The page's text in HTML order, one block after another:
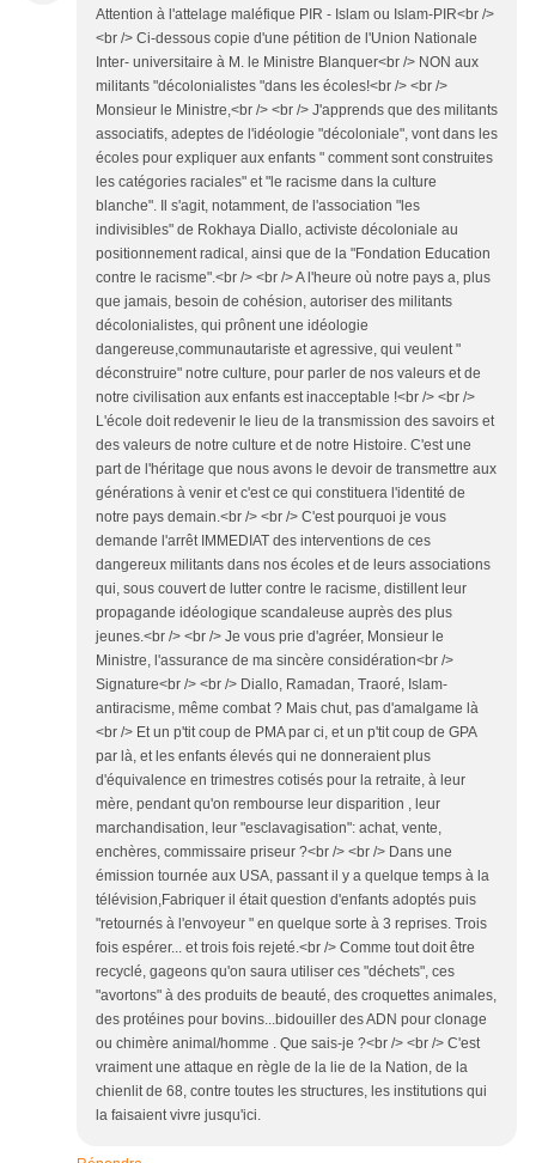
Attention à l'attelage maléfique PIR - Islam ou Islam-PIR<br />
<br /> Ci-dessous copie d'une pétition de l'Union Nationale
Inter- universitaire à M. le Ministre Blanquer<br /> NON aux
militants "décolonialistes "dans les écoles!<br /> <br />
Monsieur le Ministre,<br /> <br /> J'apprends que des militants
associatifs, adeptes de l'idéologie "décoloniale", vont dans les
écoles pour expliquer aux enfants " comment sont construites
les catégories raciales" et "le racisme dans la culture
blanche". Il s'agit, notamment, de l'association "les
indivisibles" de Rokhaya Diallo, activiste décoloniale au
positionnement radical, ainsi que de la "Fondation Education
contre le racisme".<br /> <br /> A l'heure où notre pays a, plus
que jamais, besoin de cohésion, autoriser des militants
décolonialistes, qui prônent une idéologie
dangereuse,communautariste et agressive, qui veulent "
déconstruire" notre culture, pour parler de nos valeurs et de
notre civilisation aux enfants est inacceptable !<br /> <br />
L'école doit redevenir le lieu de la transmission des savoirs et
des valeurs de notre culture et de notre Histoire. C'est une
part de l'héritage que nous avons le devoir de transmettre aux
générations à venir et c'est ce qui constituera l'identité de
notre pays demain.<br /> <br /> C'est pourquoi je vous
demande l'arrêt IMMEDIAT des interventions de ces
dangereux militants dans nos écoles et de leurs associations
qui, sous couvert de lutter contre le racisme, distillent leur
propagande idéologique scandaleuse auprès des plus
jeunes.<br /> <br /> Je vous prie d'agréer, Monsieur le
Ministre, l'assurance de ma sincère considération<br />
Signature<br /> <br /> Diallo, Ramadan, Traoré, Islam-
antiracisme, même combat ? Mais chut, pas d'amalgame là
<br /> Et un p'tit coup de PMA par ci, et un p'tit coup de GPA
par là, et les enfants élevés qui ne donneraient plus
d'équivalence en trimestres cotisés pour la retraite, à leur
mère, pendant qu'on rembourse leur disparition , leur
marchandisation, leur "esclavagisation": achat, vente,
enchères, commissaire priseur ?<br /> <br /> Dans une
émission tournée aux USA, passant il y a quelque temps à la
télévision,Fabriquer il était question d'enfants adoptés puis
"retournés à l'envoyeur " en quelque sorte à 3 reprises. Trois
fois espérer... et trois fois rejeté.<br /> Comme tout doit être
recyclé, gageons qu'on saura utiliser ces "déchets", ces
"avortons" à des produits de beauté, des croquettes animales,
des protéines pour bovins...bidouiller des ADN pour clonage
ou chimère animal/homme . Que sais-je ?<br /> <br /> C'est
vraiment une attaque en règle de la lie de la Nation, de la
chienlit de 68, contre toutes les structures, les institutions qui
la faisaient vivre jusqu'ici.